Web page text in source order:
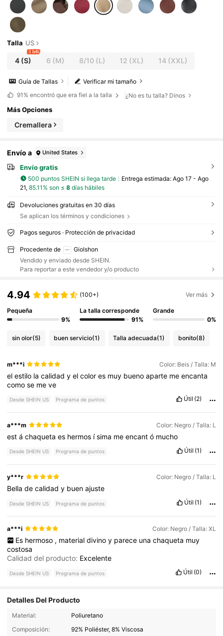
Talla US
4 (S)
1 left
6 (M) 8/10(L) 12 (XL) 14 (XXL)
Verificar mi tamaño
Guía de Tallas
91% encontró que era fiel a la talla ¿No es tu talla? Dinos
Más Opciones
Cremallera
Envío a United States
Envío gratis
500 puntos SHEIN si llega tarde Entrega estimada: Ago 17 - Ago
21, 85.11% son ≤ 8días hábiles
Devoluciones gratuitas en 30 días
Se aplican los términos y condiciones
Pagos seguros · Protección de privacidad
Procedente de
Giolshon
Vendido y enviado desde SHEIN.
Para reportar a este vendedor y/o producto
4.94 (100+) Ver más
Pequeña
9%
La talla corresponde
91%
Grande
0%
sin olor(5) buen servicio(1) Talla adecuada(1) bonito(8)
m***i Color: Beis / Talla: M
elestilo lacalidadyelcolores muy buenoaparte meencanta
comose meve
Desde SHEIN US Programa de puntos Útil (2)
a***m Color: Negro / Talla: L
estáchaquetaes hermos ísima meencantó mucho
Desde SHEIN US Programa de puntos Útil (1)
y***r Color: Negro / Talla: L
Belladecalidady buenajuste
Desde SHEIN US Programa de puntos Útil (1)
a***i Color: Negro / Talla: XL
Es hermoso , material divino y parece una chaqueta muy
costosa
Calidad del producto: Excelente
Desde SHEIN US Programa de puntos Útil (0)
Detalles Del Producto
Material:
Poliuretano
Composición:
92% Poliéster, 8% Viscosa
33K Seguidores